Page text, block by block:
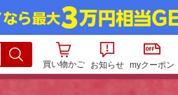
買い物かご お知らせ myクーポン